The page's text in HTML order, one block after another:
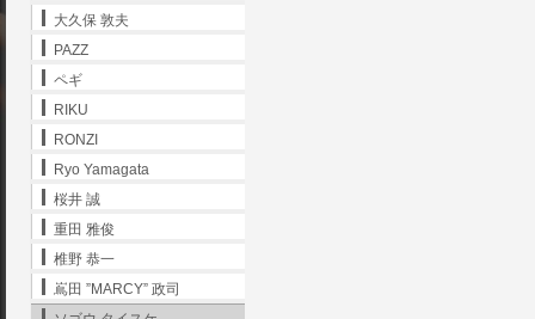
大久保 敦夫
PAZZ
ペギ
RIKU
RONZI
Ryo Yamagata
桜井 誠
重田 雅俊
椎野 恭一
嶌田 ”MARCY” 政司